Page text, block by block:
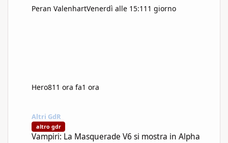
Peran ValenhartVenerdì alle 15:11 1 giorno
Hero81 1 ora fa1 ora
Altri GdR
altro gdr
Vampiri: La Masquerade V6 si mostra in Alpha